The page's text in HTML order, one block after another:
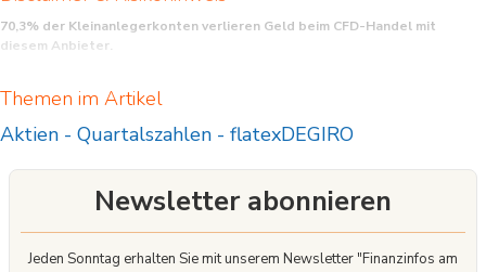
70,3% der Kleinanlegerkonten verlieren Geld beim CFD-Handel mit
diesem Anbieter.
hohes Risiko, schnell Geld zu verlieren. Sie sollten überlegen, ob Sie verstehen,
einzugehen, Ihr Geld zu verlieren.
Themen im Artikel
Aktien - Quartalszahlen - flatexDEGIRO
Newsletter abonnieren
Jeden Sonntag erhalten Sie mit unserem Newsletter "Finanzinfos am